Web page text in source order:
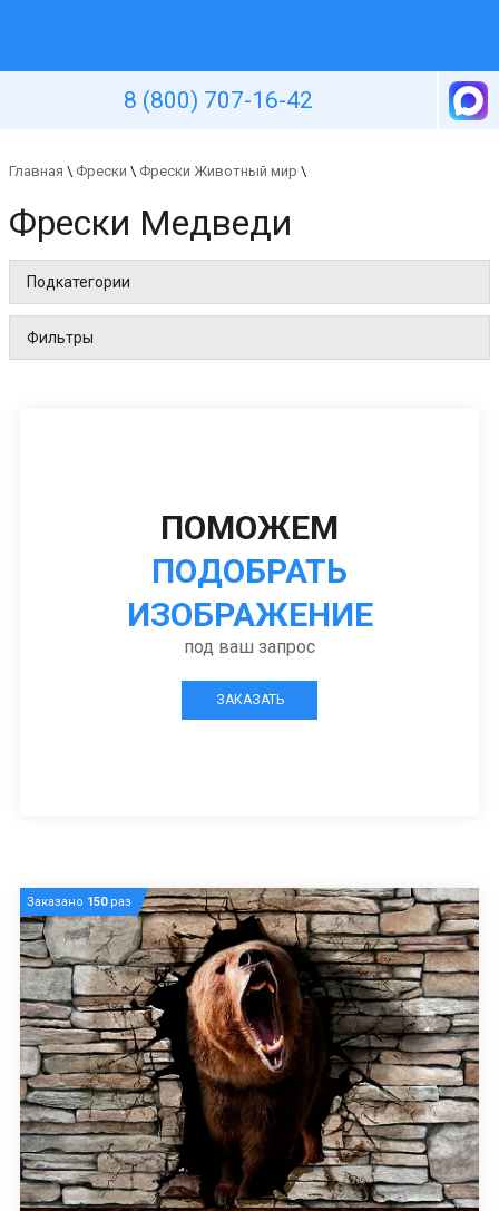
8 (800) 707-16-42
Главная \ Фрески \ Фрески Животный мир \
Фрески Медведи
Подкатегории
Фильтры
ПОМОЖЕМ
ПОДОБРАТЬ
ИЗОБРАЖЕНИЕ
под ваш запрос
ЗАКАЗАТЬ
Заказано 150раз